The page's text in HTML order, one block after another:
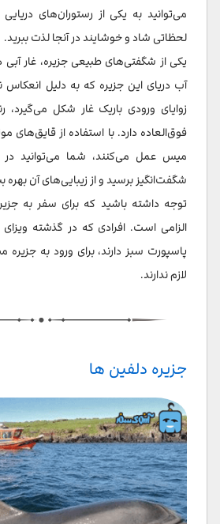
می‌توانید به یکی از رستوران‌های
لحظاتی شاد و خوشایند در آنجا لذت ببرید.
یکی از شگفتی‌های طبیعی جزیره، غار
آب دریای این جزیره که به دلیل
زوایای ورودی باریک غار شکل
فوق‌العاده دارد. با استفاده از قایق‌های
شگفت‌انگیز برسید و از زیبایی‌های آن بهره
توجه داشته باشید که برای سفر به
الزامی است. افرادی که در گذشته
پاسپورت سبز دارند، برای ورود به
لازم ندارند.
جزیره دلفین ها